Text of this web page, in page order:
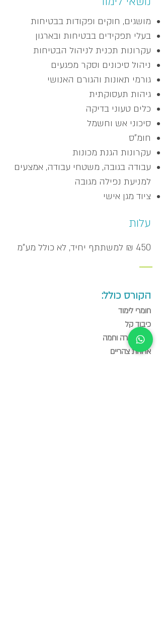
מושגים, חוקים ופקודות בבטיחות
בעלי תפקידים בבטיחות ובארגון
עקרונות תכנית לניהול הבטיחות
ניהול סיכונים וסקר מפגעים
גורמי תאונות והגורם האנושי
גיהות תעסוקתית
כלים טעוני בדיקה
סיכוני אש וחשמל
חומ"ס
עקרונות הגנת מכונות
עבודה בגובה, משטחי עבודה, אמצעים
למניעת נפילה מגובה
ציוד מגן אישי
עלות
450 ₪ למשתתף יחיד, לא כולל מע"מ
_____
הקורס כולל:
חומרי לימוד
כיבוד קל
שתיה קרה וחמה
ארוחת צהריים